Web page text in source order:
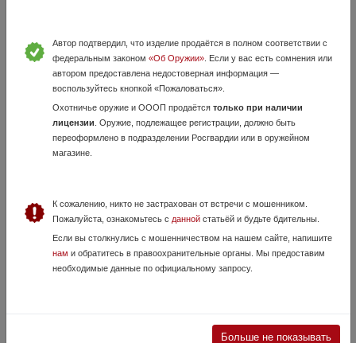
27 Июля, в 14:12
8 500 руб.
Удмуртская Республика, Ижевск
Костюм маскир. Леший "Полынь" (короткая куртка+брюки)
Преобладают светло-зеленый и серый цвета. Этот костюм
используется, в основном, для маскировки в степи и на каменистых
поверхностях. ...
Автор подтвердил, что изделие продаётся в полном соответствии с
федеральным законом «Об Оружии». Если у вас есть сомнения или
автором предоставлена недостоверная информация —
воспользуйтесь кнопкой «Пожаловаться».
Охотничье оружие и ОООП продаётся только при наличии
лицензии . Оружие, подлежащее регистрации, должно быть
переоформлено в подразделении Росгвардии или в оружейном
магазине.
К сожалению, никто не застрахован от встречи с мошенником.
Пожалуйста, ознакомьтесь с даннойстатьёй и будьте бдительны.
Если вы столкнулись с мошенничеством на нашем сайте, напишите
нам и обратитесь в правоохранительные органы. Мы предоставим
необходимые данные по официальному запросу.
Больше не показывать